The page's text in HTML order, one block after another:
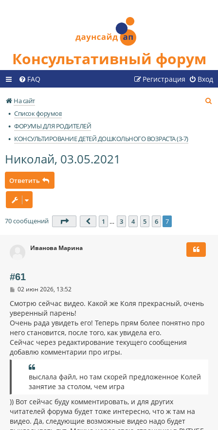
Консультативный форум
FAQ Вход
Регистрация
На сайт
Список форумов
ФОРУМЫ ДЛЯ РОДИТЕЛЕЙ
КОНСУЛЬТИРОВАНИЕ ДЕТЕЙ ДОШКОЛЬНОГО ВОЗРАСТА (3-7)
Николай, 03.05.2021
Ответить
70 сообщений Страница 7 из
Пред.
1 … 3 4 5 6 7
Иванова Марина
#61
С
о
щ
е
н
и
е
02 июн 2026, 13:52
Смотрю сейчас видео. Какой же Коля прекрасный, очень
уверенный парень!
Очень рада увидеть его! Теперь прям более понятно про
него становится, после того, как увидела его.
Сейчас через редактирование текущего сообщения
добавлю комментарии про игры.
выслала файл, но там скорей предложенное Колей
занятие за столом, чем игра
)) Вот сейчас буду комментировать, и для других
читателей форума будет тоже интересно, что ж там на
видео. Да, следующие возможные видео надо будет